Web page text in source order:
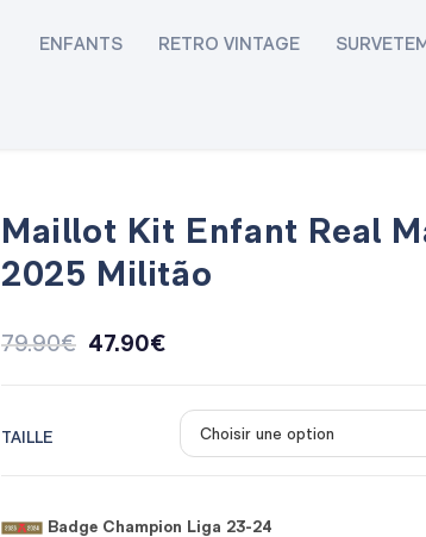
ENFANTS RETRO VINTAGE
Maillot Kit Enfant Real
2025 Militão
79.90€ 47.90€
TAILLE
Badge Champion Liga 23-24